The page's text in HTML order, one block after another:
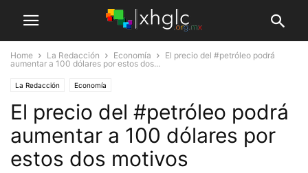
Home La Redacción Economía
El precio del #petróleo podrá
aumentar а 100 dólares por estos dos...
La Redacción Economía
El precio del #petróleo podrá
aumentar а 100 dólares por
estos dos motivos